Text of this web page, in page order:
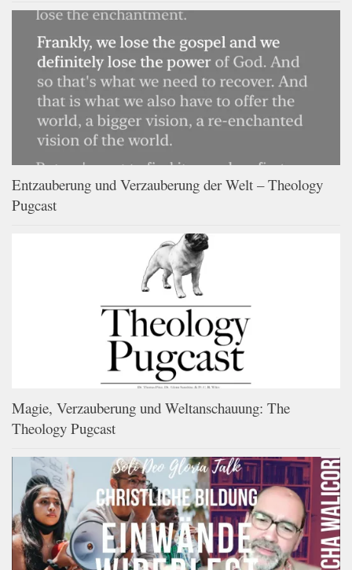
Entzauberung und Verzauberung der Welt – Theology
Pugcast
Magie, Verzauberung und Weltanschauung: The
Theology Pugcast